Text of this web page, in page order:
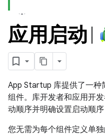
应用启动
App Startup 库提供了一种
组件。库开发者和应用开
动顺序并明确设置启动顺序
您无需为每个组件定义单